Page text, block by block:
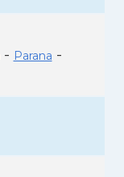
- Parana -